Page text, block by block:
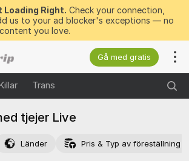
Right. Check your connection,
us to your ad blocker's exceptions — no
you love.
Gå med gratis
Trans
tjejer Live
Länder Pris & Typ av föreställning